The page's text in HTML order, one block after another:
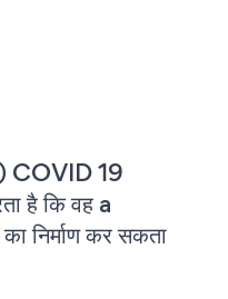
COVID 19
है कि वह a
कर सकता